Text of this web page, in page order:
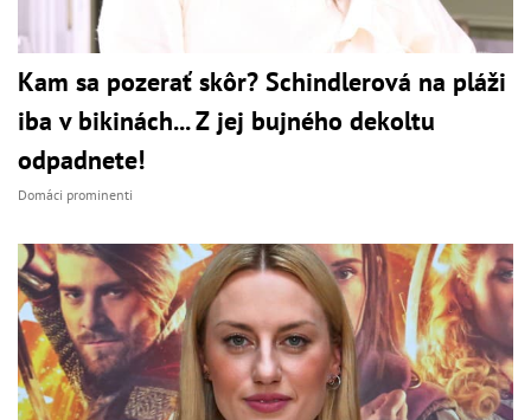
Kam sa pozerať skôr? Schindlerová na pláži
iba v bikinách... Z jej bujného dekoltu
odpadnete!
Domáci prominenti